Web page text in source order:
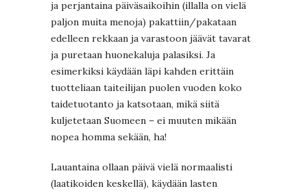
ja perjantaina päiväsaikoihin (illalla on vielä
paljon muita menoja) pakattiin/pakataan
edelleen rekkaan ja varastoon jäävät tavarat
ja puretaan huonekaluja palasiksi. Ja
esimerkiksi käydään läpi kahden erittäin
tuotteliaan taiteilijan puolen vuoden koko
taidetuotanto ja katsotaan, mikä siitä
kuljetetaan Suomeen – ei muuten mikään
nopea homma sekään, ha!
Lauantaina ollaan päivä vielä normaalisti
(laatikoiden keskellä), käydään lasten